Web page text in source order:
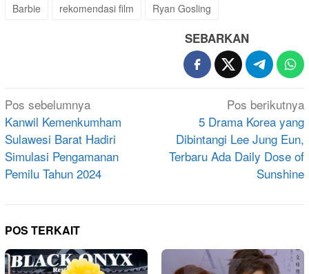
Barbie rekomendasi film Ryan Gosling
SEBARKAN
Navigasi
pos
Pos sebelumnya
Kanwil Kemenkumham
Sulawesi Barat Hadiri
Simulasi Pengamanan
Pemilu Tahun 2024
Pos berikutnya
5 Drama Korea yang
Dibintangi Lee Jung Eun,
Terbaru Ada Daily Dose of
Sunshine
POS TERKAIT